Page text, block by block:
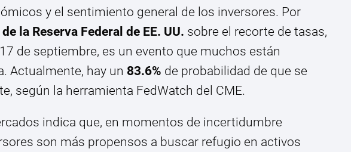
y el sentimiento general de los inversores. Por
la Reserva Federal de EE. UU. sobre el recorte de tasas,
de septiembre, es un evento que muchos están
Actualmente, hay un 83.6% de probabilidad de que se
según la herramienta FedWatch del CME.
indica que, en momentos de incertidumbre
son más propensos a buscar refugio en activos